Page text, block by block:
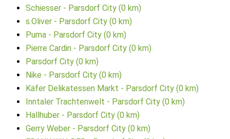
Schiesser - Parsdorf City (0 km)
s.Oliver - Parsdorf City (0 km)
Puma - Parsdorf City (0 km)
Pierre Cardin - Parsdorf City (0 km)
Parsdorf City (0 km)
Nike - Parsdorf City (0 km)
Käfer Delikatessen Markt - Parsdorf City (0 km)
Inntaler Trachtenwelt - Parsdorf City (0 km)
Hallhuber - Parsdorf City (0 km)
Gerry Weber - Parsdorf City (0 km)